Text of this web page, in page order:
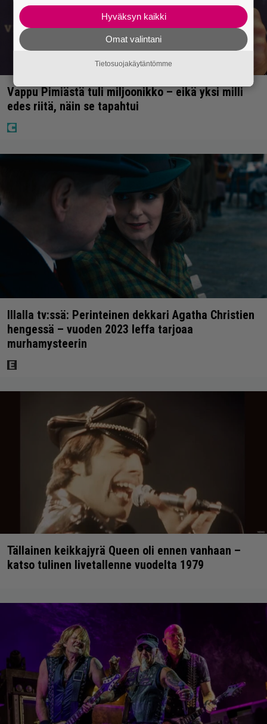
Vappu Pimiästä tuli miljoonikko – eikä yksi milli
edes riitä, näin se tapahtui
Illalla tv:ssä: Perinteinen dekkari Agatha Christien
hengessä – vuoden 2023 leffa tarjoaa
murhamysteerin
Tällainen keikkajyrä Queen oli ennen vanhaan –
katso tulinen livetallenne vuodelta 1979
Hyväksyn kaikki
Omat valintani
Tietosuojakäytäntömme